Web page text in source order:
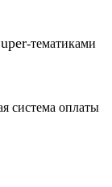
-тематиками
система оплаты